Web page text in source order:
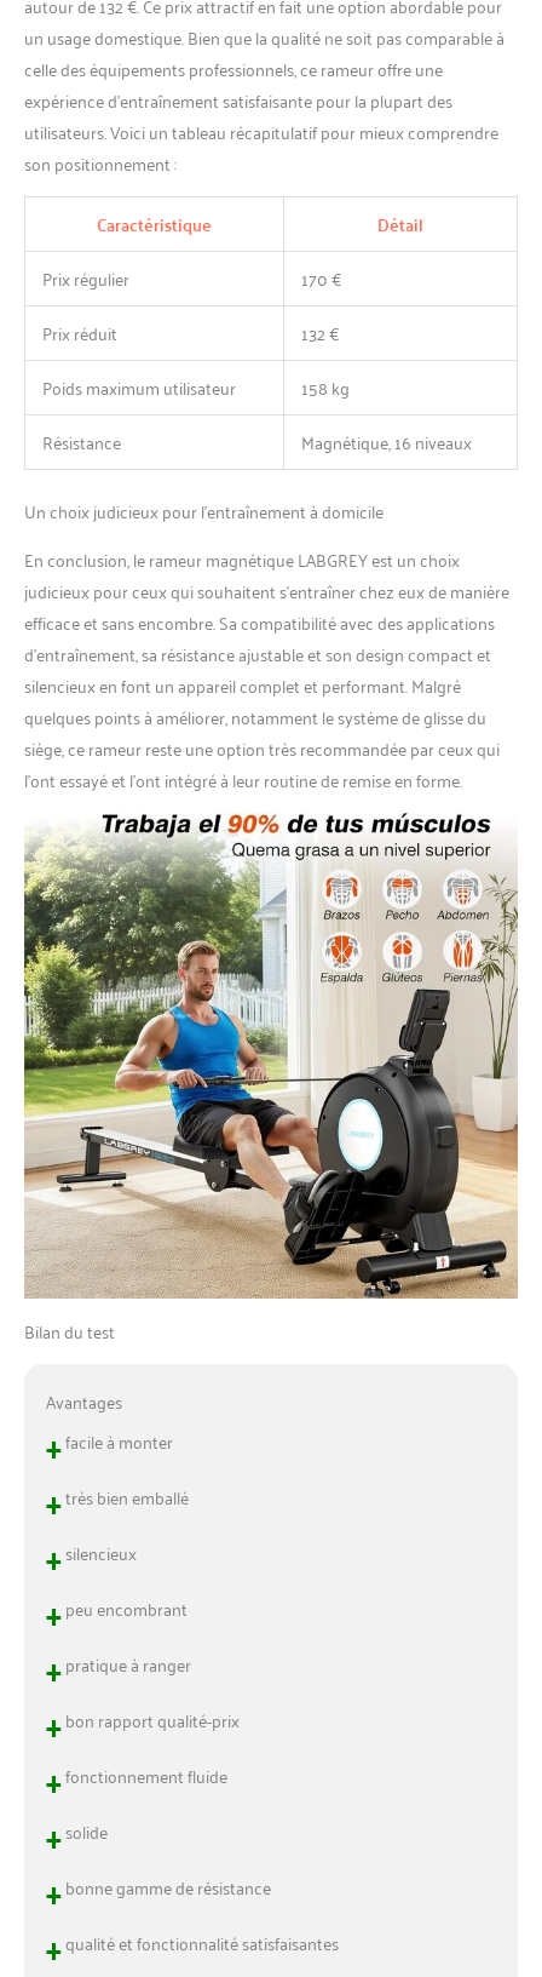
un usage domestique. Bien que la qualité ne soit pas comparable à
celle des équipements professionnels, ce rameur offre une
expérience d’entraînement satisfaisante pour la plupart des
utilisateurs. Voici un tableau récapitulatif pour mieux comprendre
son positionnement :
Caractéristique Détail
Prix régulier
170 €
Prix réduit
132 €
Poids maximum utilisateur
158 kg
Résistance
Magnétique, 16 niveaux
Un choix judicieux pour l’entraînement à domicile
En conclusion, le rameur magnétique LABGREY est un choix
judicieux pour ceux qui souhaitent s’entraîner chez eux de manière
efficace et sans encombre. Sa compatibilité avec des applications
d’entraînement, sa résistance ajustable et son design compact et
silencieux en font un appareil complet et performant. Malgré
quelques points à améliorer, notamment le système de glisse du
siège, ce rameur reste une option très recommandée par ceux qui
l’ont essayé et l’ont intégré à leur routine de remise en forme.
Bilan du test
Avantages
+facile à monter
+très bien emballé
+silencieux
+peu encombrant
+pratique à ranger
+bon rapport qualité-prix
+fonctionnement fluide
+solide
+bonne gamme de résistance
+qualité et fonctionnalité satisfaisantes